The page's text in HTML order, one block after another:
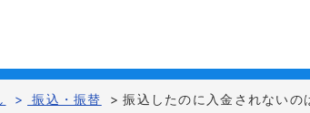
> 振込・振替 > 振込したのに入金されないの